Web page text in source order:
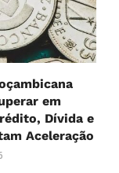
em
Dívida e
Aceleração